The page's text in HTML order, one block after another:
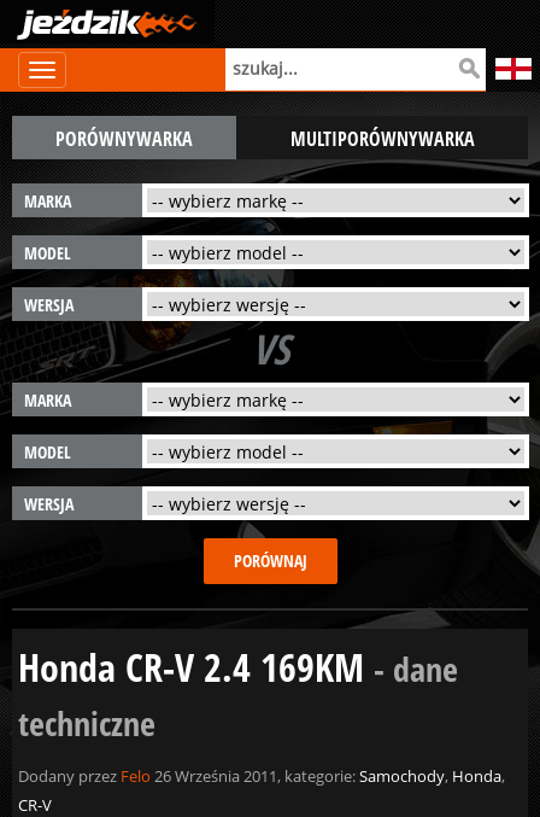
PORÓWNYWARKA MULTIPORÓWNYWARKA
MARKA
MODEL
WERSJA
VS
MARKA
MODEL
WERSJA
Honda CR-V 2.4 169KM - dane
techniczne
Dodany przez Felo 26 Września 2011, kategorie:Samochody, Honda,
CR-V